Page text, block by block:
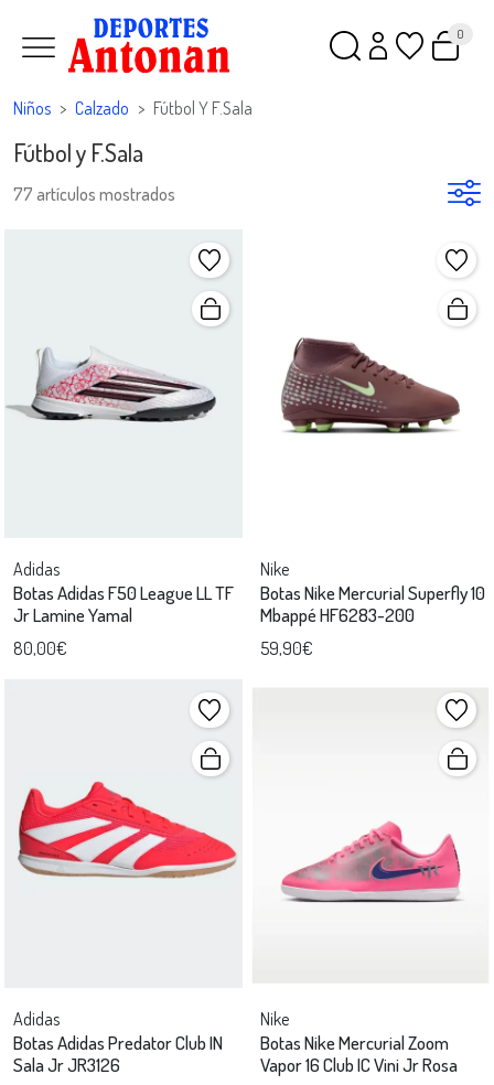
0
Niños Calzado Fútbol Y F.sala
Fútbol y F.Sala
77 artículos mostrados
Adidas
Botas Adidas F50 League LL TF
Jr Lamine Yamal
80,00€
Nike
Botas Nike Mercurial Superfly 10
Mbappé HF6283-200
59,90€
Adidas
Botas Adidas Predator Club IN
Sala Jr JR3126
Nike
Botas Nike Mercurial Zoom
Vapor 16 Club IC Vini Jr Rosa